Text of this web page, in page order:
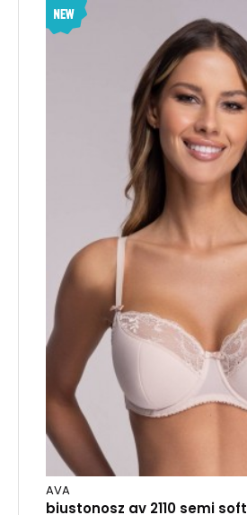
AVA
biustonosz av 2110 semi soft